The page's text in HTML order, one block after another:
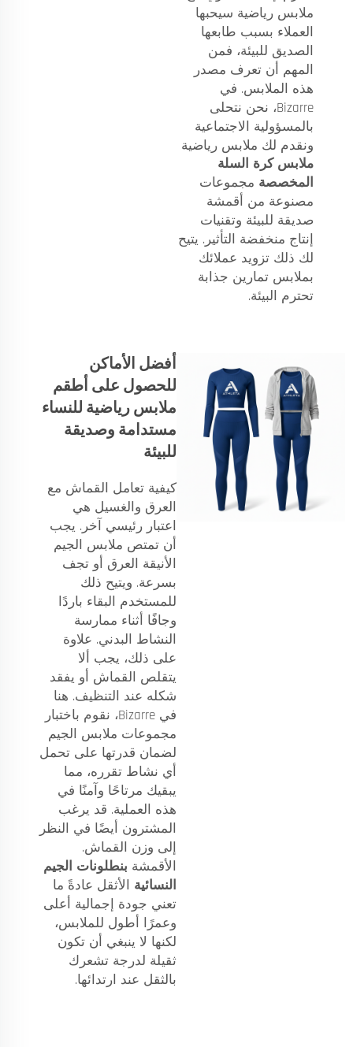
ملابس رياضية سيحبها
العملاء بسبب طابعها
الصديق للبيئة، فمن
المهم أن تعرف مصدر
هذه الملابس. في
Bizarre، نحن نتحلى
بالمسؤولية الاجتماعية
ونقدم لك ملابس رياضية
ملابس كرة السلة
المخصصة مجموعات
مصنوعة من أقمشة
صديقة للبيئة وتقنيات
إنتاج منخفضة التأثير. يتيح
لك ذلك تزويد عملائك
بملابس تمارين جذابة
تحترم البيئة.
أفضل الأماكن
للحصول على أطقم
ملابس رياضية للنساء
مستدامة وصديقة
للبيئة
كيفية تعامل القماش مع
العرق والغسيل هي
اعتبار رئيسي آخر. يجب
أن تمتص ملابس الجيم
الأنيقة العرق أو تجف
بسرعة. ويتيح ذلك
للمستخدم البقاء باردًا
وجافًا أثناء ممارسة
النشاط البدني. علاوة
على ذلك، يجب ألا
يتقلص القماش أو يفقد
شكله عند التنظيف. هنا
في Bizarre، نقوم باختبار
مجموعات ملابس الجيم
لضمان قدرتها على تحمل
أي نشاط تقرره، مما
يبقيك مرتاحًا وآمنًا في
هذه العملية. قد يرغب
المشترون أيضًا في النظر
إلى وزن القماش.
الأقمشة بنطلونات الجيم
النسائية الأثقل عادةً ما
تعني جودة إجمالية أعلى
وعمرًا أطول للملابس،
لكنها لا ينبغي أن تكون
ثقيلة لدرجة تشعرك
بالثقل عند ارتدائها.